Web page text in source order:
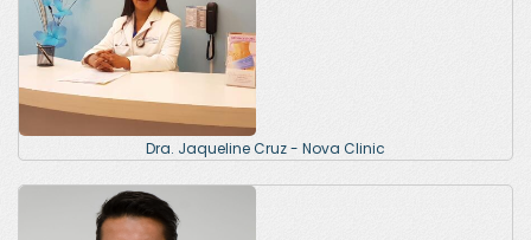
Dra. Jaqueline Cruz - Nova Clinic